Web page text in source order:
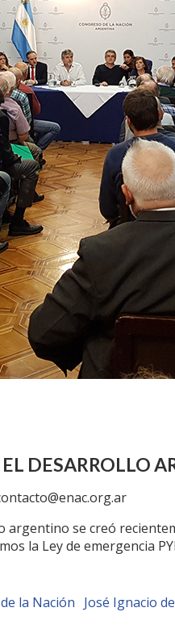
DESARROLLO
se creó
la Ley de emergencia
la Nación José Ignacio